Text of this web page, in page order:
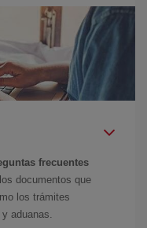
frecuentes
documentos que
los trámites
aduanas.